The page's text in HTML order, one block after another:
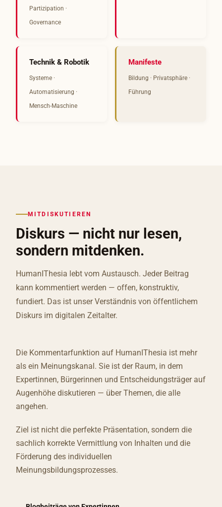
Partizipation ·
Governance
Technik & Robotik
Systeme ·
Automatisierung ·
Mensch-Maschine
Manifeste
Bildung · Privatsphäre ·
Führung
MITDISKUTIEREN
Diskurs — nicht nur lesen,
sondern mitdenken.
HumanIThesia lebt vom Austausch. Jeder Beitrag
kann kommentiert werden — offen, konstruktiv,
fundiert. Das ist unser Verständnis von öffentlichem
Diskurs im digitalen Zeitalter.
Die Kommentarfunktion auf HumanIThesia ist mehr
als ein Meinungskanal. Sie ist der Raum, in dem
Expertinnen, Bürgerinnen und Entscheidungsträger auf
Augenhöhe diskutieren — über Themen, die alle
angehen.
Ziel ist nicht die perfekte Präsentation, sondern die
sachlich korrekte Vermittlung von Inhalten und die
Förderung des individuellen
Meinungsbildungsprozesses.